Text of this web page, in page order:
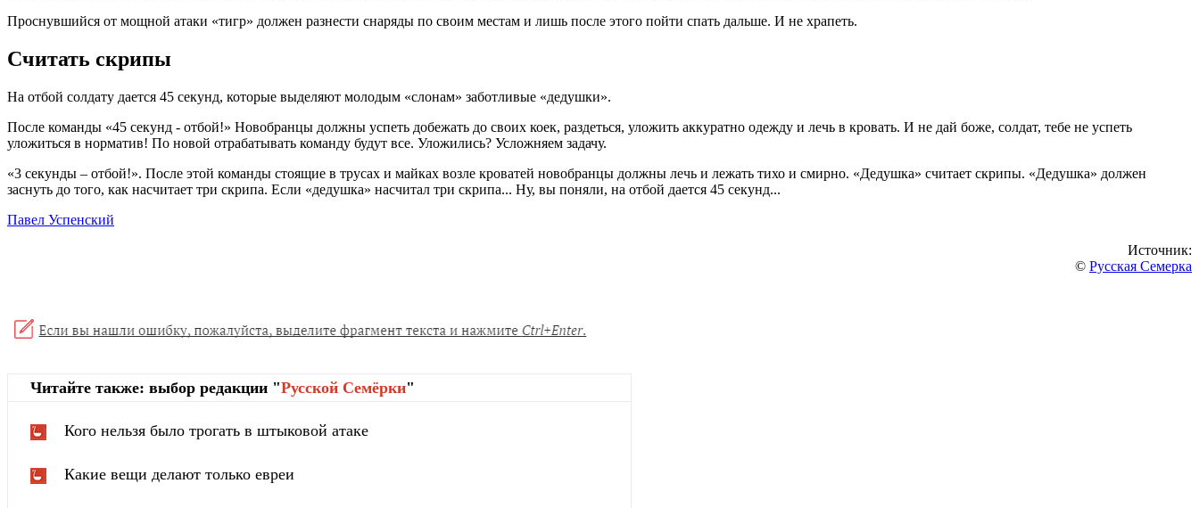
Проснувшийся от мощной атаки «тигр» должен разнести снаряды по своим местам и лишь после этого пойти спать дальше. И не храпеть.
Считать скрипы
На отбой солдату дается 45 секунд, которые выделяют молодым «слонам» заботливые «дедушки».
После команды «45 секунд - отбой!» Новобранцы должны успеть добежать до своих коек, раздеться, уложить аккуратно одежду и лечь в кровать. И не дай боже, солдат, тебе не успеть
уложиться в норматив! По новой отрабатывать команду будут все. Уложились? Усложняем задачу.
«3 секунды – отбой!». После этой команды стоящие в трусах и майках возле кроватей новобранцы должны лечь и лежать тихо и смирно. «Дедушка» считает скрипы. «Дедушка» должен
заснуть до того, как насчитает три скрипа. Если «дедушка» насчитал три скрипа... Ну, вы поняли, на отбой дается 45 секунд...
Павел Успенский
Источник:
© Русская Семерка
Читайте также: выбор редакции "Русской Cемёрки"
Кого нельзя было трогать в штыковой атаке
Какие вещи делают только евреи